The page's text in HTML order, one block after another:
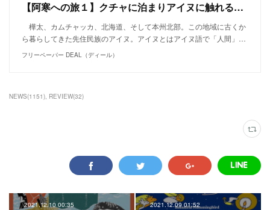
【阿寒への旅１】クチャに泊まりアイヌに触れる。秋辺デボさんから伝えられたアイヌスピリット。
樺太、カムチャッカ、北海道、そして本州北部。この地域に古くか
ら暮らしてきた先住民族のアイヌ。アイヌとはアイヌ語で「人間」…
フリーペーパー DEAL（ディール）
NEWS(1151) REVIEW(32)
2021.12.10 00:35 2021.12.09 01:52